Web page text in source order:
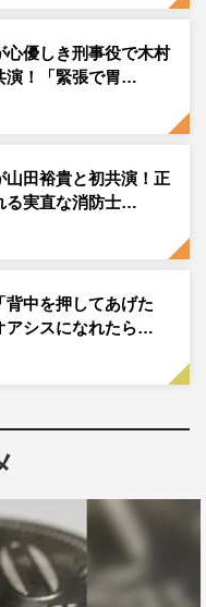
ラマでは『世界一難し
主演となる。
のゴールではない現代
し、性格よし、仕事も
年ぶりに恋をしようと
すてき女子たちとの出
元カノで……。切実な
。それでも恋を諦めき
ー。
く主人公の向井くん
ていて、近くにいたら
と相手からは『優しい
違うな？』って思われ
かに向井くん的な部分
と自身が演じるキャラ
心優しき刑事役で木村
演！「緊張で胃…
山田裕貴と初共演！正
る実直な消防士…
背中を押してあげた
アシスになれたら…